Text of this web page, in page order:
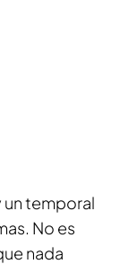
temporal
No es
nada